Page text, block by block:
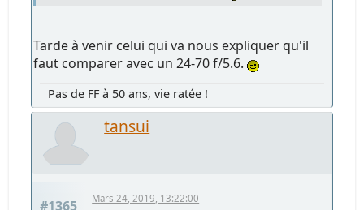
Tarde à venir celui qui va nous expliquer qu'il
faut comparer avec un 24-70 f/5.6.
Pas de FF à 50 ans, vie ratée !
tansui
#1365
Mars 24, 2019, 13:22:00